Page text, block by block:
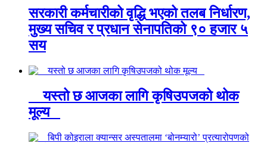
सरकारी कर्मचारीको वृद्धि भएको तलब निर्धारण,
मुख्य सचिव र प्रधान सेनापतिको ९० हजार ५
सय
यस्तो छ आजका लागि कृषिउपजको थोक
मूल्य